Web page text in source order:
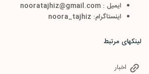
ایمیل : nooratajhiz@gmail.com
اینستاگرام: noora_tajhiz
لینکهای مرتبط
اخبار